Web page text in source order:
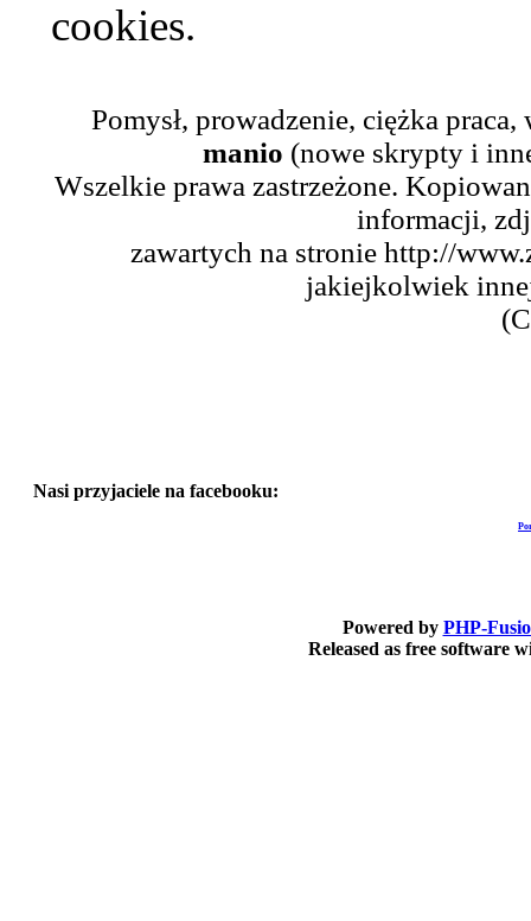
cookies.
Pomysł, prowadzenie, ciężka
manio (nowe skrypty i
Wszelkie prawa zastrzeżone.
informacji,
zawartych na stronie http://
jakiejkolwiek
Nasi przyjaciele na facebooku:
Powered by PHP-
Released as free software